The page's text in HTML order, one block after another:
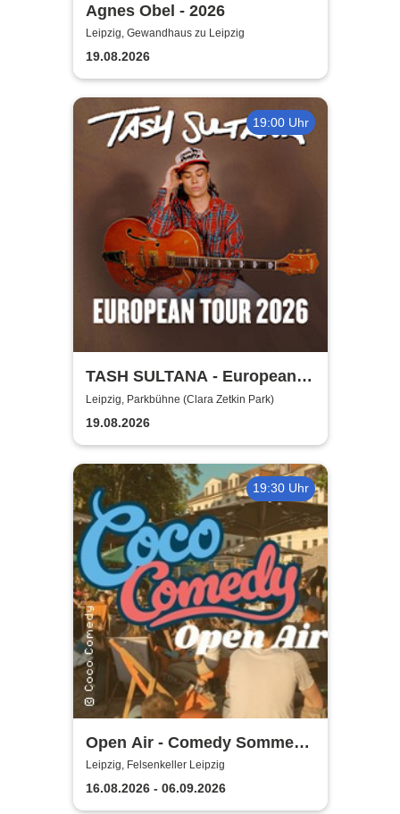
Agnes Obel - 2026
Leipzig, Gewandhaus zu Leipzig
19.08.2026
19:00 Uhr
TASH SULTANA - European
Tour 2026
Leipzig, Parkbühne (Clara Zetkin Park)
19.08.2026
19:30 Uhr
Open Air - Comedy Sommer
Shows | Felsenkeller Leipzig
Leipzig, Felsenkeller Leipzig
16.08.2026 - 06.09.2026